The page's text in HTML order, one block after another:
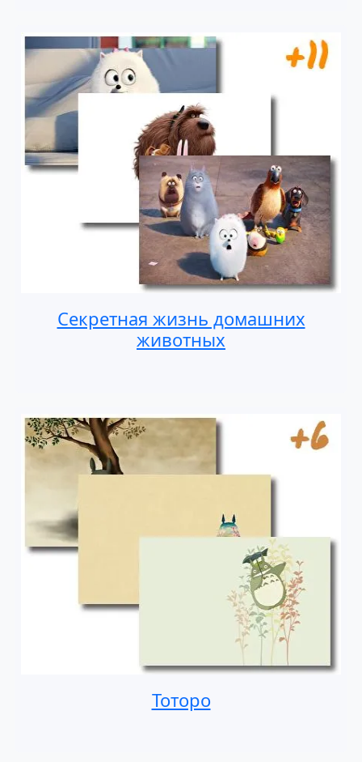
Секретная жизнь домашних
животных
Тоторо